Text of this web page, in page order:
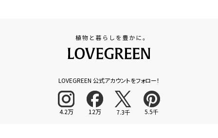
LOVEGREEN 公式アカウントをフォロー！
4.2万 12万 7.3千 5.5千